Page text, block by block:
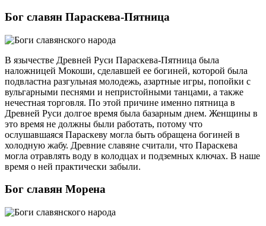
Бог славян Параскева-Пятница
В язычестве Древней Руси Параскева-Пятница была
наложницей Мокоши, сделавшей ее богиней, которой была
подвластна разгульная молодежь, азартные игры, попойки с
вульгарными песнями и непристойными танцами, а также
нечестная торговля. По этой причине именно пятница в
Древней Руси долгое время была базарным днем. Женщины в
это время не должны были работать, потому что
ослушавшаяся Параскеву могла быть обращена богиней в
холодную жабу. Древние славяне считали, что Параскева
могла отравлять воду в колодцах и подземных ключах. В наше
время о ней практически забыли.
Бог славян Морена